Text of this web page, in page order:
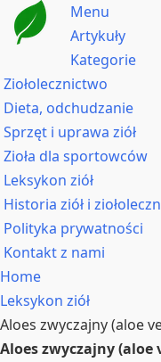
Menu
Artykuły
Kategorie
Ziołolecznictwo
Dieta, odchudzanie
Sprzęt i uprawa ziół
Zioła dla sportowców
Leksykon ziół
Historia ziół i
Polityka prywatności
Kontakt z nami
Home
Leksykon ziół
Aloes zwyczajny (aloe
Aloes zwyczajny (aloe